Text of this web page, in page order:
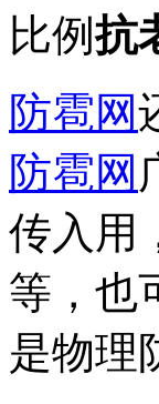
比例抗
防雹网
防雹网
传入用
等，也
是物理